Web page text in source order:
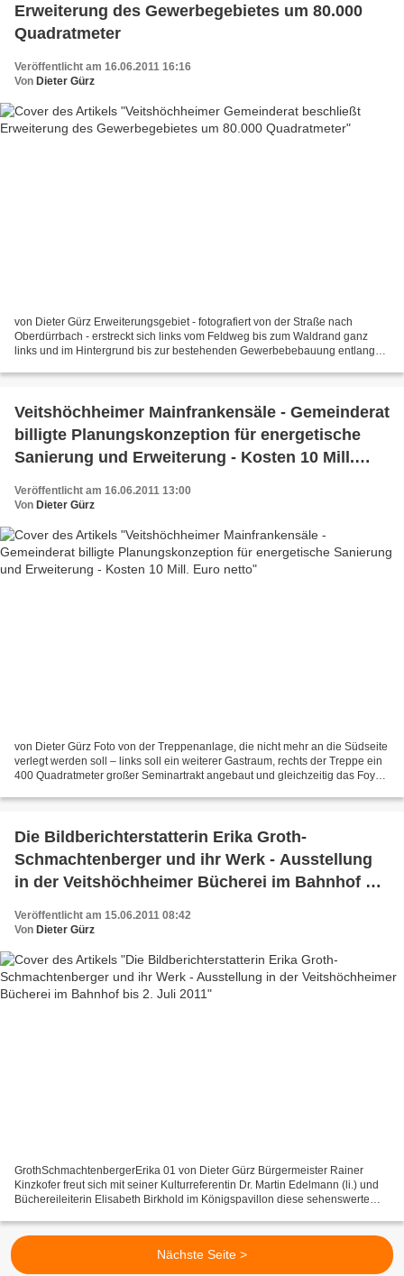
Erweiterung des Gewerbegebietes um 80.000
Quadratmeter
Veröffentlicht am 16.06.2011 16:16
Von Dieter Gürz
von Dieter Gürz Erweiterungsgebiet - fotografiert von der Straße nach
Oberdürrbach - erstreckt sich links vom Feldweg bis zum Waldrand ganz
links und im Hintergrund bis zur bestehenden Gewerbebebauung entlang
Veitshöchheimer Mainfrankensäle - Gemeinderat
billigte Planungskonzeption für energetische
Sanierung und Erweiterung - Kosten 10 Mill.
Veröffentlicht am 16.06.2011 13:00
Von Dieter Gürz
von Dieter Gürz Foto von der Treppenanlage, die nicht mehr an die Südseite
verlegt werden soll – links soll ein weiterer Gastraum, rechts der Treppe ein
400 Quadratmeter großer Seminartrakt angebaut und gleichzeitig das Foyer
Die Bildberichterstatterin Erika Groth-
Schmachtenberger und ihr Werk - Ausstellung
in der Veitshöchheimer Bücherei im Bahnhof bis
Veröffentlicht am 15.06.2011 08:42
Von Dieter Gürz
GrothSchmachtenbergerErika 01 von Dieter Gürz Bürgermeister Rainer
Kinzkofer freut sich mit seiner Kulturreferentin Dr. Martin Edelmann (li.) und
Büchereileiterin Elisabeth Birkhold im Königspavillon diese sehenswerte
Nächste Seite >